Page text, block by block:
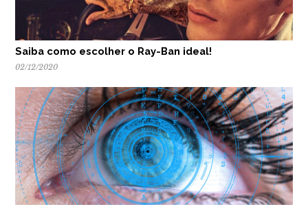
Saiba como escolher o Ray-Ban ideal!
02/12/2020